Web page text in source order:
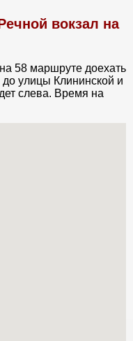
вокзал на
58 маршруте доехать
улицы Клининской и
слева. Время на